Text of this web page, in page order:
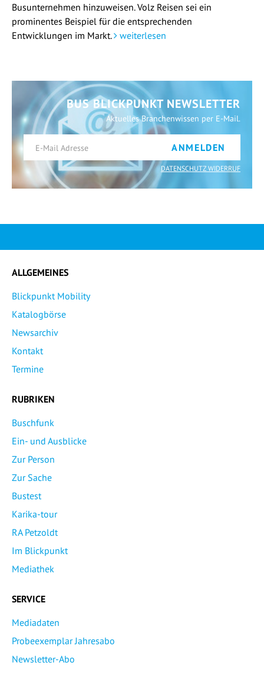
Busunternehmen hinzuweisen. Volz Reisen sei ein
prominentes Beispiel für die entsprechenden
Entwicklungen im Markt.
weiterlesen
BUS BLICKPUNKT NEWSLETTER
Aktuelles Branchenwissen per E-Mail.
ANMELDEN
DATENSCHUTZ WIDERRUF
ALLGEMEINES
Blickpunkt Mobility
Katalogbörse
Newsarchiv
Kontakt
Termine
RUBRIKEN
Buschfunk
Ein- und Ausblicke
Zur Person
Zur Sache
Bustest
Karika-tour
RA Petzoldt
Im Blickpunkt
Mediathek
SERVICE
Mediadaten
Probeexemplar Jahresabo
Newsletter-Abo